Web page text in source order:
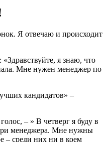
Я отвечаю и происходит
я знаю, что
Мне нужен менеджер по
кандидатов» –
– » В четверг я буду в
менеджера. Мне нужны
– среди них ни в коем